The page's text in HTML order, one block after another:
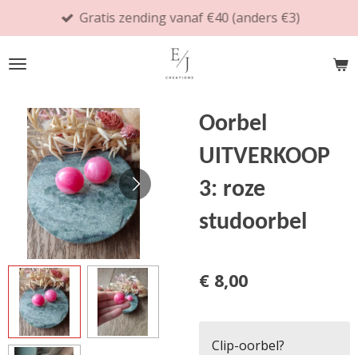
direct
naar
hoofdinhoud
Gratis zending vanaf €40 (anders €3)
Oorbel
UITVERKOOP
3: roze
studoorbel
€ 8,00
Clip-oorbel?